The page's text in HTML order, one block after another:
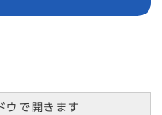
ウで開きます